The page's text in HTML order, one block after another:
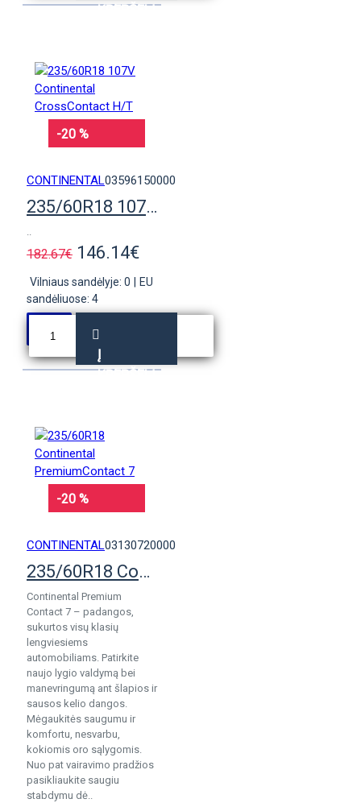
KREPŠELĮ
-20 %
CONTINENTAL03596150000
235/60R18 107V Continental CrossContact H/T
..
182.67€ 146.14€
Vilniaus sandėlyje: 0
EU
sandėliuose: 4
Į
KREPŠELĮ
-20 %
CONTINENTAL03130720000
235/60R18 Continental PremiumContact 7
Continental Premium
Contact 7 – padangos,
sukurtos visų klasių
lengviesiems
automobiliams. Patirkite
naujo lygio valdymą bei
manevringumą ant šlapios ir
sausos kelio dangos.
Mėgaukitės saugumu ir
komfortu, nesvarbu,
kokiomis oro sąlygomis.
Nuo pat vairavimo pradžios
pasikliaukite saugiu
stabdymu dė..